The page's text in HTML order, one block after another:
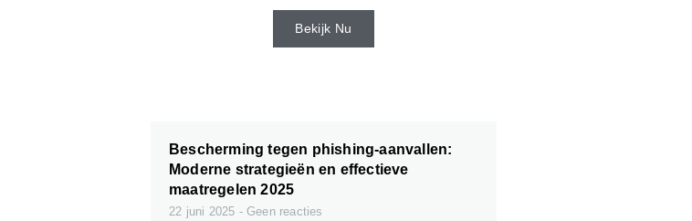
Bekijk Nu
Bescherming tegen phishing-aanvallen:
Moderne strategieën en effectieve
maatregelen 2025
22 juni 2025 Geen reacties